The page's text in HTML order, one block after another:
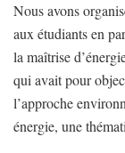
Nous avons
aux étudiants en
la maîtrise
qui avait pour
l’approche
énergie, une